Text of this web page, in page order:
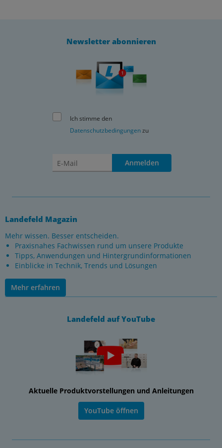
Newsletter abonnieren
Ich stimme den
Datenschutzbedingungenzu
Anmelden
Landefeld Magazin
Mehr wissen. Besser entscheiden.
Praxisnahes Fachwissen rund um unsere Produkte
Tipps, Anwendungen und Hintergrundinformationen
Einblicke in Technik, Trends und Lösungen
Mehr erfahren
Landefeld auf YouTube
Aktuelle Produktvorstellungen und Anleitungen
YouTube öffnen